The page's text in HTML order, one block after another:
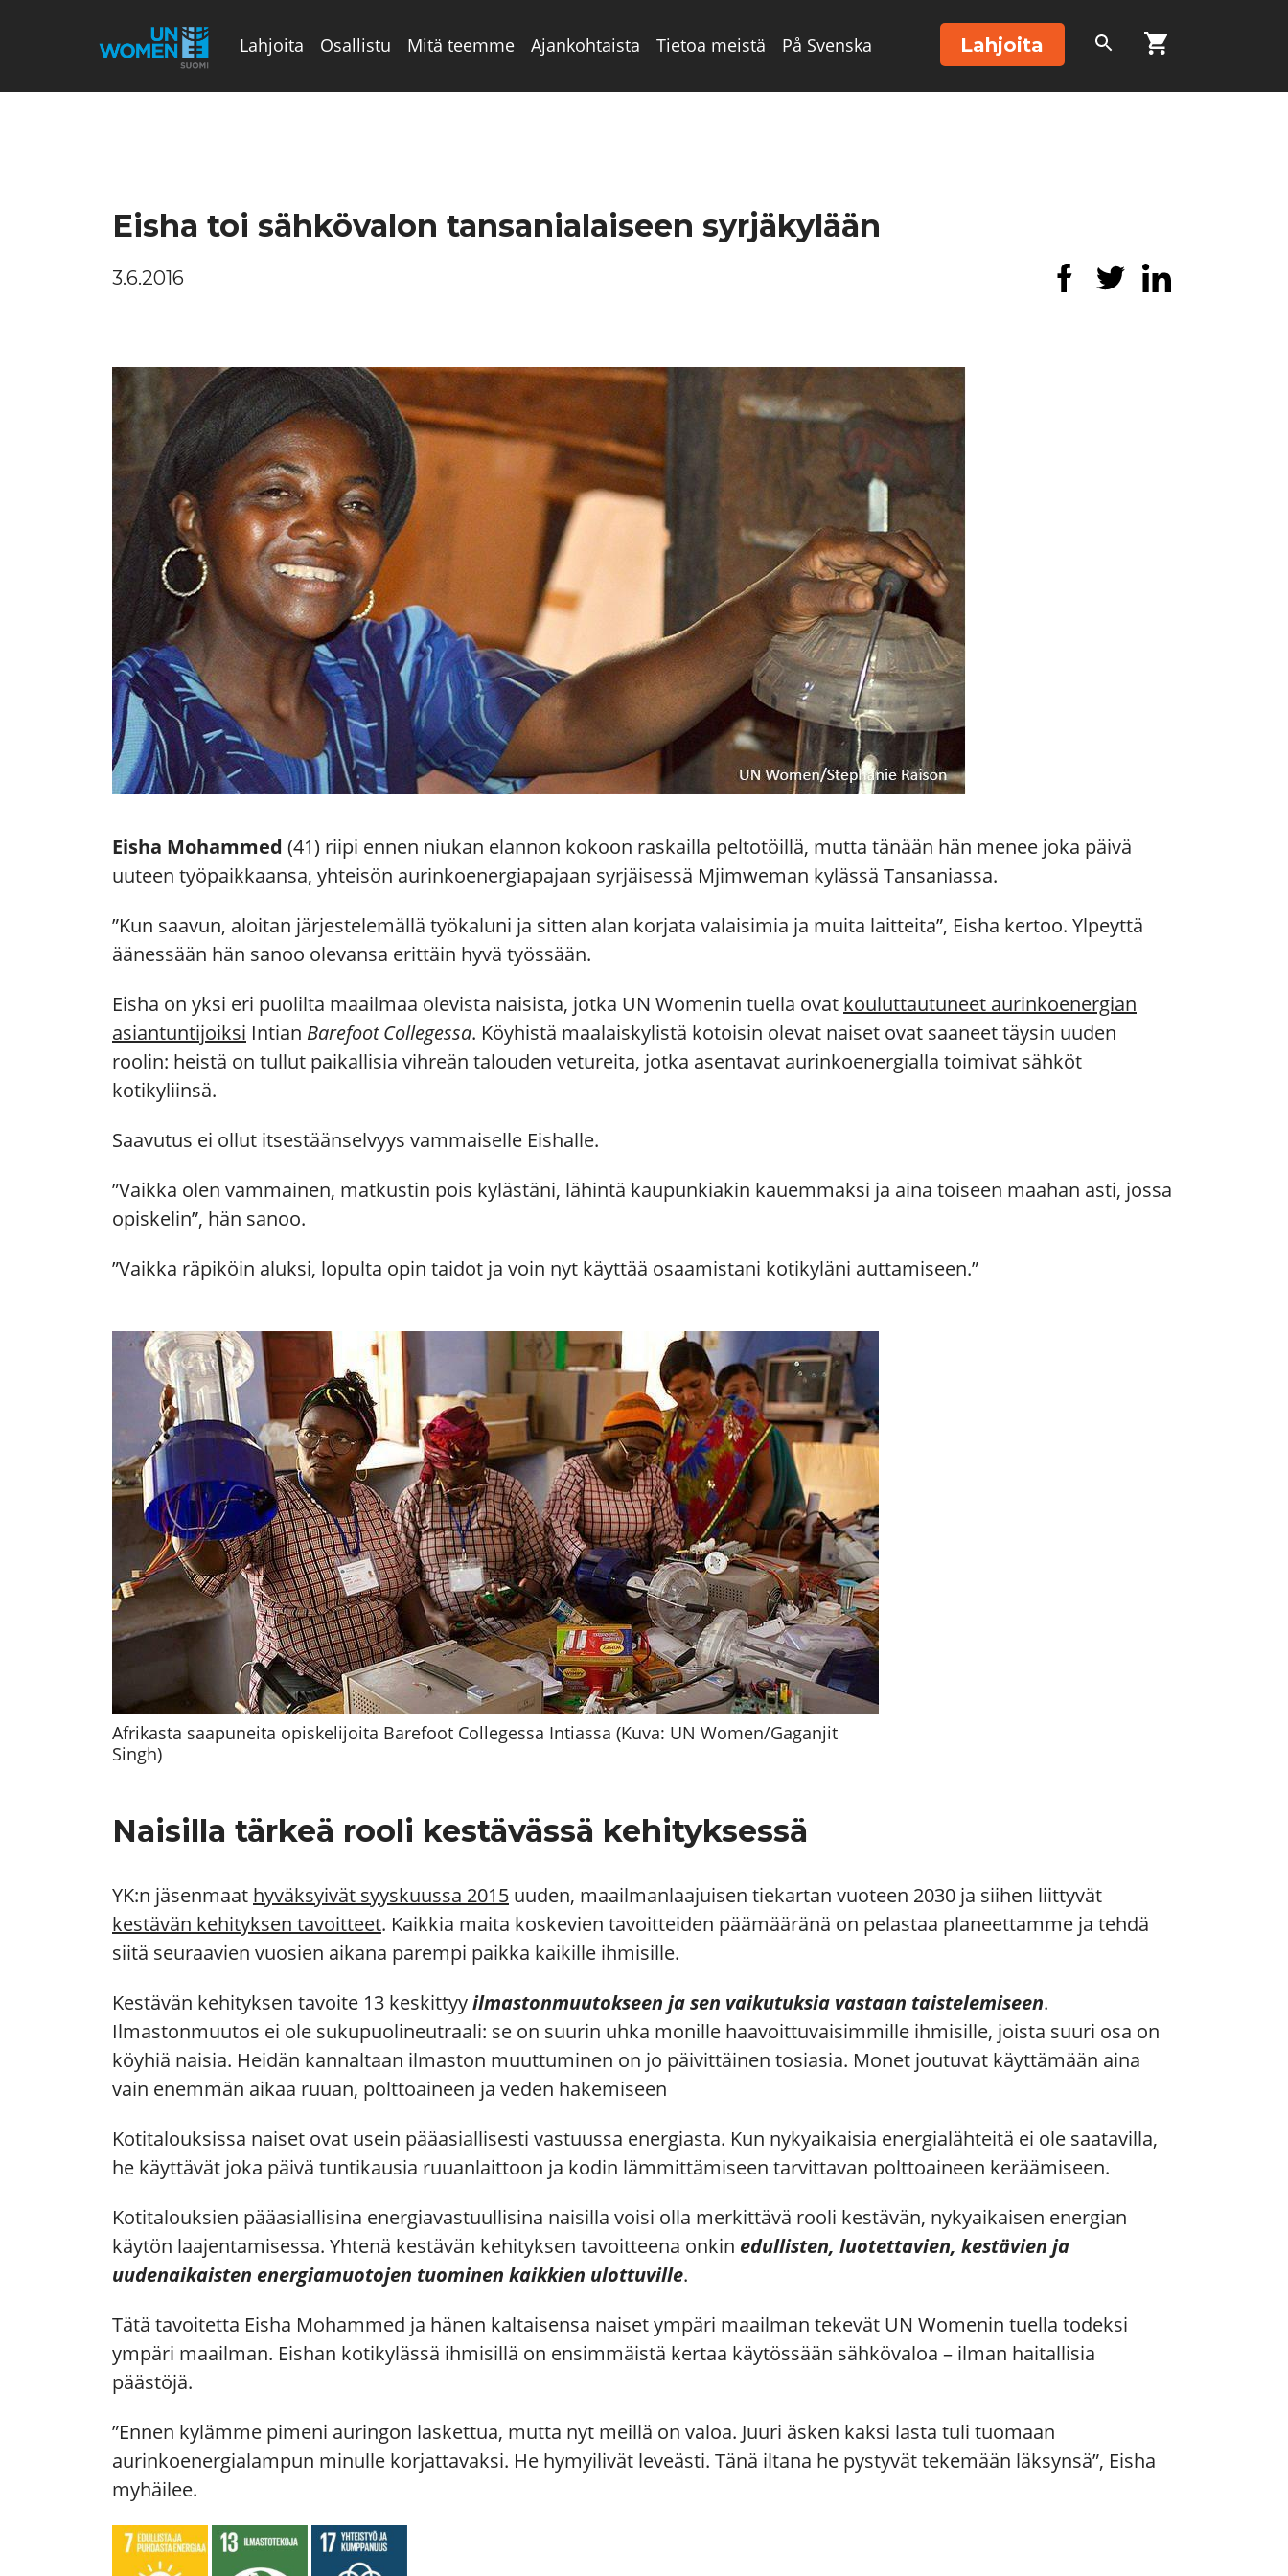
Lahjoita Osallistu Mitä teemme Ajankohtaista Tietoa meistä På Svenska Lahjoita
Eisha toi sähkövalon tansanialaiseen syrjäkylään
3.6.2016
Eisha Mohammed (41) riipi ennen niukan elannon kokoon raskailla peltotöillä, mutta tänään hän menee joka päivä
uuteen työpaikkaansa, yhteisön aurinkoenergiapajaan syrjäisessä Mjimweman kylässä Tansaniassa.
”Kun saavun, aloitan järjestelemällä työkaluni ja sitten alan korjata valaisimia ja muita laitteita”, Eisha kertoo. Ylpeyttä
äänessään hän sanoo olevansa erittäin hyvä työssään.
Eisha on yksi eri puolilta maailmaa olevista naisista, jotka UN Womenin tuella ovat kouluttautuneet aurinkoenergian
asiantuntijoiksi Intian Barefoot Collegessa. Köyhistä maalaiskylistä kotoisin olevat naiset ovat saaneet täysin uuden
roolin: heistä on tullut paikallisia vihreän talouden vetureita, jotka asentavat aurinkoenergialla toimivat sähköt
kotikyliinsä.
Saavutus ei ollut itsestäänselvyys vammaiselle Eishalle.
”Vaikka olen vammainen, matkustin pois kylästäni, lähintä kaupunkiakin kauemmaksi ja aina toiseen maahan asti, jossa
opiskelin”, hän sanoo.
”Vaikka räpiköin aluksi, lopulta opin taidot ja voin nyt käyttää osaamistani kotikyläni auttamiseen.”
Afrikasta saapuneita opiskelijoita Barefoot Collegessa Intiassa (Kuva: UN Women/Gaganjit
Singh)
Naisilla tärkeä rooli kestävässä kehityksessä
YK:n jäsenmaat hyväksyivät syyskuussa 2015 uuden, maailmanlaajuisen tiekartan vuoteen 2030 ja siihen liittyvät
kestävän kehityksen tavoitteet. Kaikkia maita koskevien tavoitteiden päämääränä on pelastaa planeettamme ja tehdä
siitä seuraavien vuosien aikana parempi paikka kaikille ihmisille.
Kestävän kehityksen tavoite 13 keskittyyilmastonmuutokseen ja sen vaikutuksia vastaan taistelemiseen.
Ilmastonmuutos ei ole sukupuolineutraali: se on suurin uhka monille haavoittuvaisimmille ihmisille, joista suuri osa on
köyhiä naisia. Heidän kannaltaan ilmaston muuttuminen on jo päivittäinen tosiasia. Monet joutuvat käyttämään aina
vain enemmän aikaa ruuan, polttoaineen ja veden hakemiseen
Kotitalouksissa naiset ovat usein pääasiallisesti vastuussa energiasta. Kun nykyaikaisia energialähteitä ei ole saatavilla,
he käyttävät joka päivä tuntikausia ruuanlaittoon ja kodin lämmittämiseen tarvittavan polttoaineen keräämiseen.
Kotitalouksien pääasiallisina energiavastuullisina naisilla voisi olla merkittävä rooli kestävän, nykyaikaisen energian
käytön laajentamisessa. Yhtenä kestävän kehityksen tavoitteena onkin edullisten, luotettavien, kestävien ja
uudenaikaisten energiamuotojen tuominen kaikkien ulottuville.
Tätä tavoitetta Eisha Mohammed ja hänen kaltaisensa naiset ympäri maailman tekevät UN Womenin tuella todeksi
ympäri maailman. Eishan kotikylässä ihmisillä on ensimmäistä kertaa käytössään sähkövaloa – ilman haitallisia
päästöjä.
”Ennen kylämme pimeni auringon laskettua, mutta nyt meillä on valoa. Juuri äsken kaksi lasta tuli tuomaan
aurinkoenergialampun minulle korjattavaksi. He hymyilivät leveästi. Tänä iltana he pystyvät tekemään läksynsä”, Eisha
myhäilee.